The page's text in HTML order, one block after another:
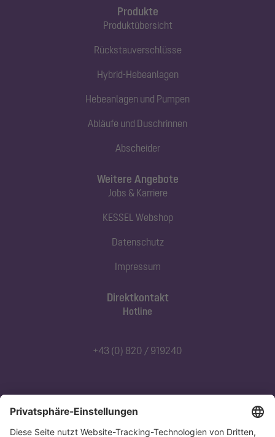
Produkte
Produktübersicht
Rückstauverschlüsse
Hybrid-Hebeanlagen
Hebeanlagen und Pumpen
Abläufe und Duschrinnen
Abscheider
Direktkontakt
Hotline
+43 (0) 820 / 919240
Abonnieren Sie unseren Newsletter
Jetzt anmelden
Weitere Angebote
Jobs & Karriere
KESSEL Webshop
Datenschutz
Impressum